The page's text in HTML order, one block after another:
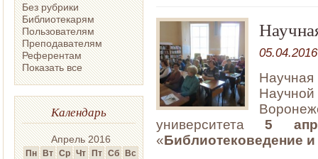
Без рубрики
Библиотекарям
Пользователям
Преподавателям
Референтам
Показать все
Календарь
Апрель 2016
Пн Вт Ср Чт Пт Сб Вс
05.04.2016
университета5
«Библиотековедение